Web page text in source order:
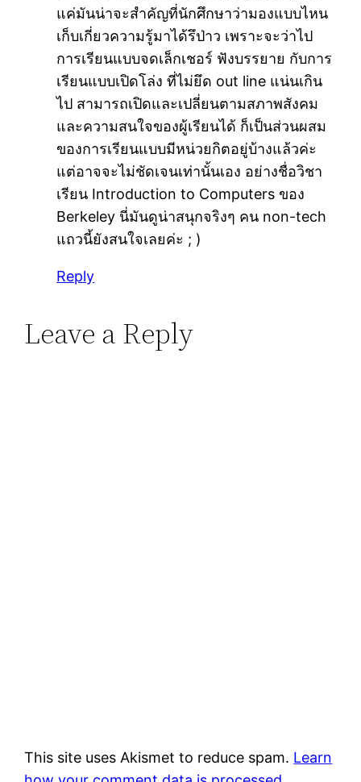
แค่มันน่าจะสำคัญที่นักศึกษาว่ามองแบบไหน
เก็บเกี่ยวความรู้มาได้รึป่าว เพราะจะว่าไป
การเรียนแบบจดเล็กเชอร์ ฟังบรรยาย กับการ
เรียนแบบเปิดโล่ง ที่ไม่ยึด out line แน่นเกิน
ไป สามารถเปิดและเปลี่ยนตามสภาพสังคม
และความสนใจของผู้เรียนได้ ก็เป็นส่วนผสม
ของการเรียนแบบมีหน่วยกิตอยู่บ้างแล้วค่ะ
แต่อาจจะไม่ชัดเจนเท่านั้นเอง อย่างชื่อวิชา
เรียน Introduction to Computers ของ
Berkeley นี่มันดูน่าสนุกจริงๆ คน non-tech
แถวนี้ยังสนใจเลยค่ะ ; )
Reply
Leave a Reply
This site uses Akismet to reduce spam. Learn